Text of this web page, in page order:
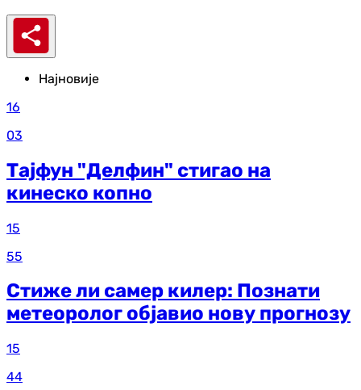
Најновије
16
03
Тајфун "Делфин" стигао на
кинеско копно
15
55
Стиже ли самер килер: Познати
метеоролог објавио нову прогнозу
15
44